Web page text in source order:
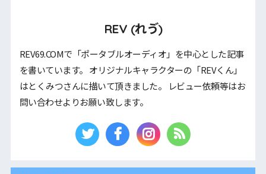
REV (れゔ)
REV69.COMで「ポータブルオーディオ」を中心とした記事
を書いています。 オリジナルキャラクターの「REVくん」
はとくみつさんに描いて頂きました。 レビュー依頼等はお
問い合わせよりお願い致します。